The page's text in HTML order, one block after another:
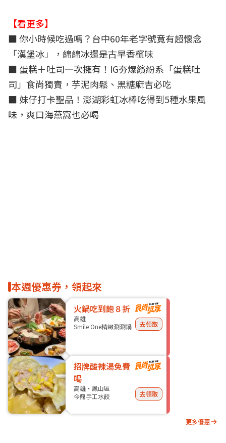
【看更多】
■ 你小時候吃過嗎？台中60年老字號竟有超懷念
「漢堡冰」，綿綿冰還是古早香檳味
■ 蛋糕＋吐司一次擁有！IG夯爆繽紛系「蛋糕吐
司」食尚獨賣，芋泥肉鬆、黑糖麻吉必吃
■ 妹仔打卡聖品！澎湖彩虹冰棒吃得到5種水果風
味，爽口海燕窩也必喝
本週優惠券，領起來
火鍋吃到飽８折
高雄
Smile One精緻涮涮鍋
去領取
招牌酸辣湯免費
喝
高雄・鳳山區
今鼎手工水餃
去領取
更多優惠